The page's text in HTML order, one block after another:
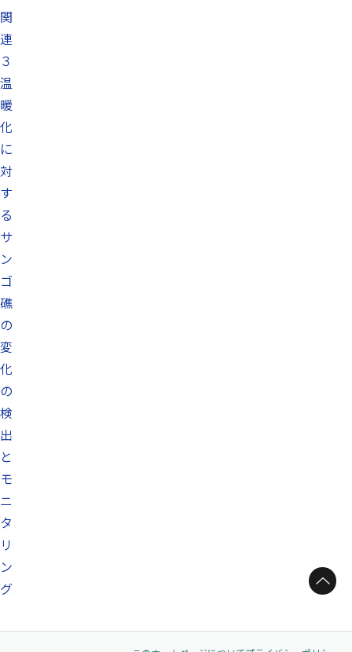
関
連
３
温
暖
化
に
対
す
る
サ
ン
ゴ
礁
の
変
化
の
検
出
と
モ
ニ
タ
リ
ン
グ
ページトップへ